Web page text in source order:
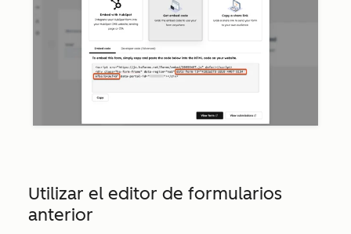
Utilizar el editor de formularios
anterior